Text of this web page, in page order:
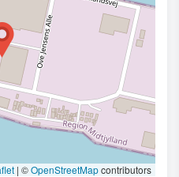
| ©OpenStreetMapcontributors